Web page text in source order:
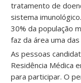
tratamento de
sistema
30% da população
faz da área uma
As pessoas
Residência Médica
para participar. O